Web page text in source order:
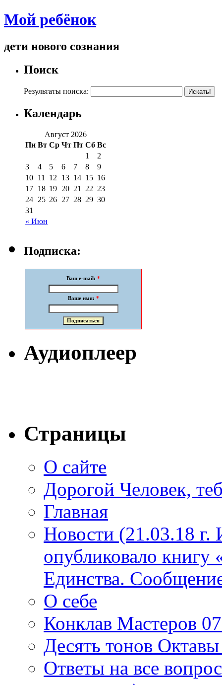
Мой ребёнок
дети нового сознания
Поиск
Результаты поиска:
Календарь
Август 2026
Пн Вт Ср Чт Пт Сб Вс
« Июн
1
2
3
4 5 6 7 8
9
10 11 12 13 14 15 16
17 18 19 20 21 22 23
24 25 26 27 28 29 30
31
Подписка:
Ваш e-mail: *
Ваше имя: *
Аудиоплеер
Страницы
О сайте
Дорогой Человек,
Главная
Новости (21.03.18 г.
опубликовало книгу
Единства.
О себе
Конклав Мастеров
Десять тонов
Ответы на все